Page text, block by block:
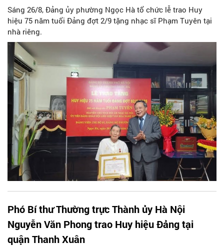
Sáng 26/8, Đảng ủy phường Ngọc Hà tổ chức lễ trao Huy
hiệu 75 năm tuổi Đảng đợt 2/9 tặng nhạc sĩ Phạm Tuyên tại
nhà riêng.
Phó Bí thư Thường trực Thành ủy Hà Nội
Nguyễn Văn Phong trao Huy hiệu Đảng tại
quận Thanh Xuân